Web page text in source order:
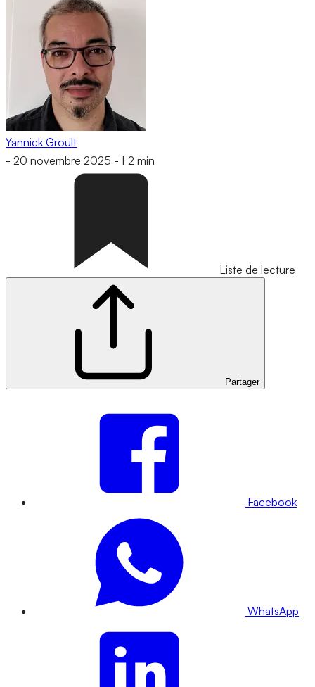
Yannick Groult
- 20 novembre 2025 - 2 min
Liste de lecture
Partager
Facebook
WhatsApp